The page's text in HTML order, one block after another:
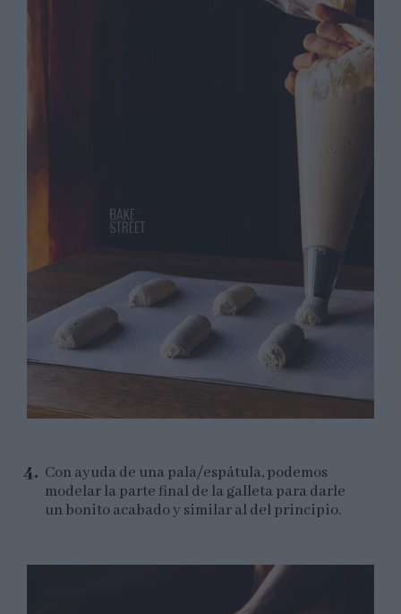
Con ayuda de una pala/espátula, podemos
modelar la parte final de la galleta para darle
un bonito acabado y similar al del principio.